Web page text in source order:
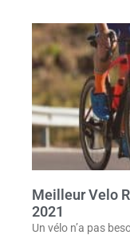
Meilleur Velo
2021
Un vélo n’a pas